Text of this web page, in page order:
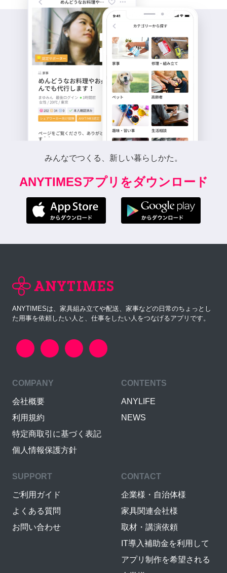
みんなでつくる、新しい暮らしかた。
ANYTIMESアプリをダウンロード
ANYTIMESは、家具組み立てや配送、家事などの日常のちょっとし
た用事を依頼したい人と、仕事をしたい人をつなげるアプリです。
COMPANY
会社概要
利用規約
特定商取引に基づく表記
個人情報保護方針
CONTENTS
ANYLIFE
NEWS
SUPPORT
ご利用ガイド
よくある質問
お問い合わせ
CONTACT
企業様・自治体様
家具関連会社様
取材・講演依頼
IT導入補助金を利用して
アプリ制作を希望される